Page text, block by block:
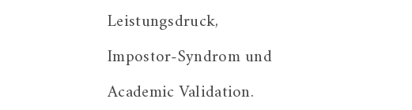
Leistungsdruck,
Impostor-Syndrom und
Academic Validation.